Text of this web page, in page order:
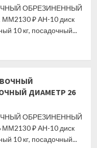
ОБРЕЗИНЕННЫЙ
₽ АН-10 диск
10 кг, посадочный...
ДИАМЕТР 26
ОБРЕЗИНЕННЫЙ
₽ АН-10 диск
10 кг, посадочный...